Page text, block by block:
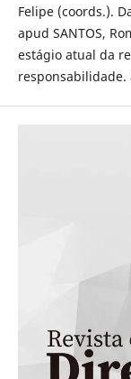
Felipe (coords.).
apud SANTOS,
estágio atual da
responsabilidade.